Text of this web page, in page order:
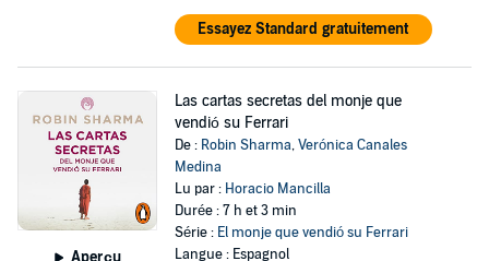
Essayez Standard gratuitement
Aperçu
Las cartas secretas del monje que
vendió su Ferrari
De : Robin Sharma,Verónica Canales
Medina
Lu par : Horacio Mancilla
Durée : 7 h et 3 min
Série : El monje que vendió su Ferrari
Langue : Espagnol